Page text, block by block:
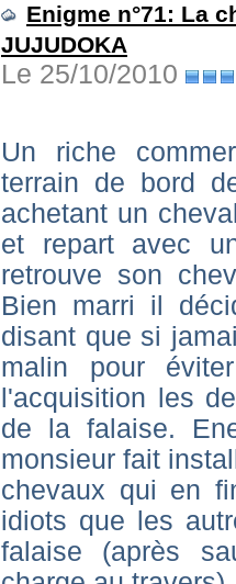
Enigme n°71: La
JUJUDOKA
Le 25/10/2010
Un riche
terrain de bord
achetant un
et repart avec
retrouve son
Bien marri il
disant que si
malin pour
l'acquisition les
de la falaise.
monsieur fait
chevaux qui en
idiots que les
falaise (après